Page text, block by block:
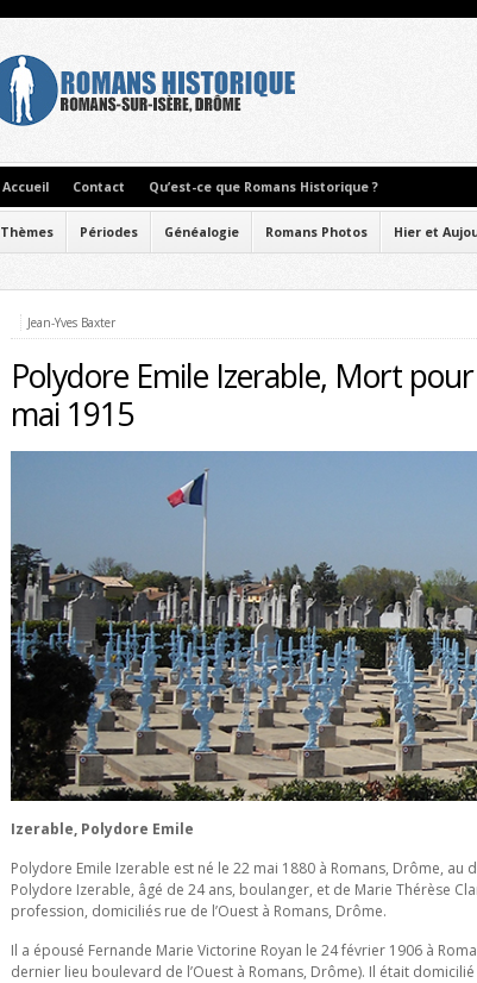
Accueil Contact Qu’est-ce que Romans Historique ?
Thèmes Périodes Généalogie Romans Photos Hier et
Jean-Yves Baxter
Polydore Emile Izerable, Mort
mai 1915
Izerable, Polydore Emile
Polydore Emile Izerable est né le 22 mai 1880 à Romans, Drôme, au
Polydore Izerable, âgé de 24 ans, boulanger, et de Marie Thérèse
profession, domiciliés rue de l’Ouest à Romans, Drôme.
Il a épousé Fernande Marie Victorine Royan le 24 février 1906 à
dernier lieu boulevard de l’Ouest à Romans, Drôme). Il était